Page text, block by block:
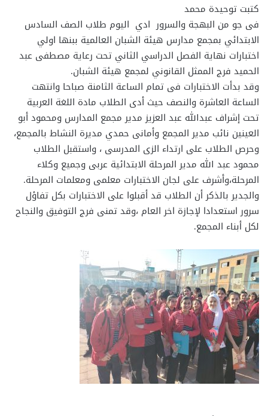
كتبت توحيدة محمد
فى جو من البهجة والسرور ادي اليوم طلاب الصف السادس
الابتدائي بمجمع مدارس هيئة الشبان العالمية ببنها اولي
اختبارات نهاية الفصل الدراسي الثاني تحت رعاية مصطفى عبد
الحميد فرج الممثل القانوني لمجمع هيئة الشبان.
وقد بدأت الاختبارات فى تمام الساعة الثامنة صباحا وانتهت
الساعة العاشرة والنصف حيث أدى الطلاب مادة اللغة العربية
تحت إشراف عبدالله عبد العزيز مدير مجمع المدارس ومحمود أبو
العينين نائب مدير المجمع وأمانى حمدي مديرة النشاط بالمجمع،
وحرص الطلاب على ارتداء الزى المدرسى ، واستقبل الطلاب
محمود عبد الله مدير المرحلة الابتدائية عربى وجميع وكلاء
المرحلة،وأشرف على لجان الاختبارات معلمى ومعلمات المرحلة.
والجدير بالذكر أن الطلاب قد أقبلوا على الاختبارات بكل تفاؤل
سرور استعدادا لإجازة اخر العام ،وقد تمنى فرج التوفيق والنجاح
لكل أبناء المجمع.